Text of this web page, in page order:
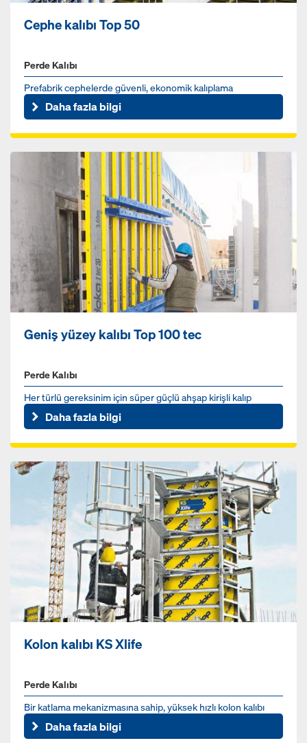
Cephe kalıbı Top 50
Perde Kalıbı
Prefabrik cephelerde güvenli, ekonomik kalıplama
Daha fazla bilgi
Geniş yüzey kalıbı Top 100 tec
Perde Kalıbı
Her türlü gereksinim için süper güçlü ahşap kirişli kalıp
Daha fazla bilgi
Kolon kalıbı KS Xlife
Perde Kalıbı
Bir katlama mekanizmasına sahip, yüksek hızlı kolon kalıbı
Daha fazla bilgi